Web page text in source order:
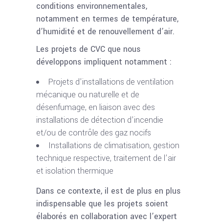
conditions environnementales,
notamment en termes de température,
d’humidité et de renouvellement d’air.
Les projets de CVC que nous
développons impliquent notamment :
Projets d’installations de ventilation
mécanique ou naturelle et de
désenfumage, en liaison avec des
installations de détection d’incendie
et/ou de contrôle des gaz nocifs
Installations de climatisation, gestion
technique respective, traitement de l’air
et isolation thermique
Dans ce contexte, il est de plus en plus
indispensable que les projets soient
élaborés en collaboration avec l’expert